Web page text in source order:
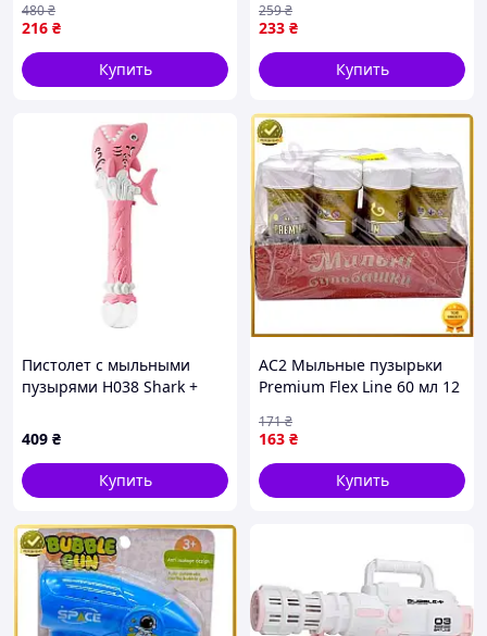
450 мл - По лучшей цене!
216 ₴
480₴
Купить
механический, запаска 7,5
см
233 ₴
259₴
Купить
Пистолет с мыльными
пузырями H038 Shark +
409 ₴
Купить
AC2 Мыльные пузырьки
Premium Flex Line 60 мл 12
развлечение игра с
мыльными пузырьками
MO DE
163 ₴
171₴
Купить